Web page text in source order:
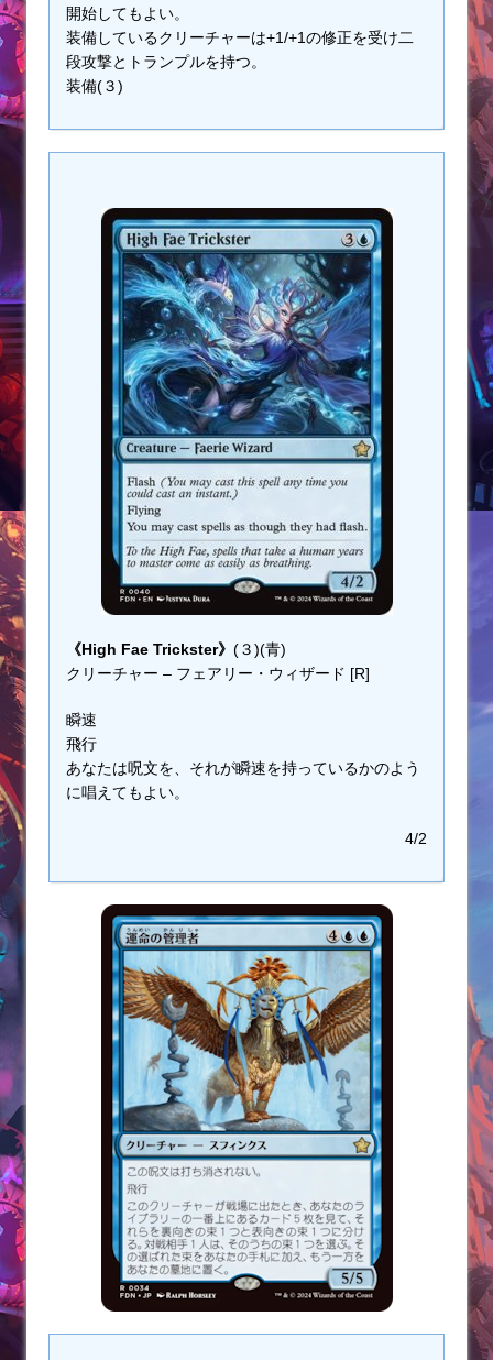
開始してもよい。
装備しているクリーチャーは+1/+1の修正を受け二
段攻撃とトランプルを持つ。
装備(３)
《High Fae Trickster》 (３)(青)
クリーチャー – フェアリー・ウィザード [R]
瞬速
飛行
あなたは呪文を、それが瞬速を持っているかのよう
に唱えてもよい。
4/2